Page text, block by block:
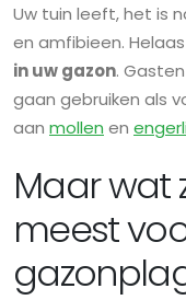
Uw tuin leeft, het is
en amfibieen.
in uw gazon.
gaan gebruiken als
aan mollen en
Maar wat
meest